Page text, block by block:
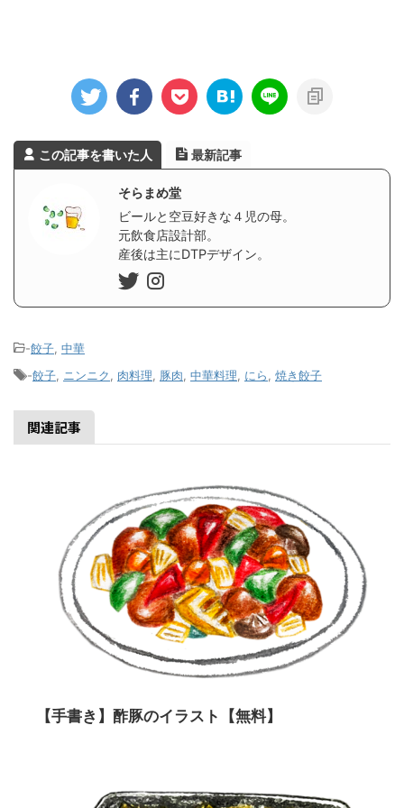
この記事を書いた人 最新記事
そらまめ堂
ビールと空豆好きな４児の母。
元飲食店設計部。
産後は主にDTPデザイン。
-餃子, 中華
-餃子, ニンニク, 肉料理, 豚肉, 中華料理, にら, 焼き餃子
関連記事
【手書き】酢豚のイラスト【無料】